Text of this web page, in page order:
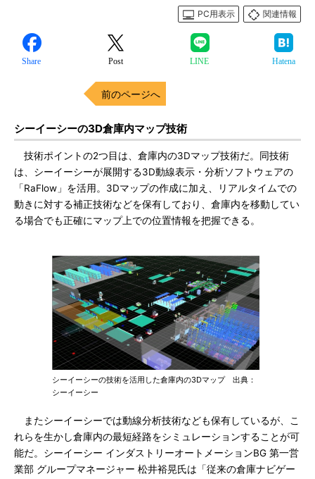
PC用表示
関連情報
Share Post LINE Hatena
前のページへ
シーイーシーの3D倉庫内マップ技術
技術ポイントの2つ目は、倉庫内の3Dマップ技術だ。同技術
は、シーイーシーが展開する3D動線表示・分析ソフトウェアの
「RaFlow」を活用。3Dマップの作成に加え、リアルタイムでの
動きに対する補正技術などを保有しており、倉庫内を移動してい
る場合でも正確にマップ上での位置情報を把握できる。
シーイーシーの技術を活用した倉庫内の3Dマップ 出典：
シーイーシー
またシーイーシーでは動線分析技術なども保有しているが、こ
れらを生かし倉庫内の最短経路をシミュレーションすることが可
能だ。シーイーシー インダストリーオートメーションBG 第一営
業部 グループマネージャー 松井裕晃氏は「従来の倉庫ナビゲー